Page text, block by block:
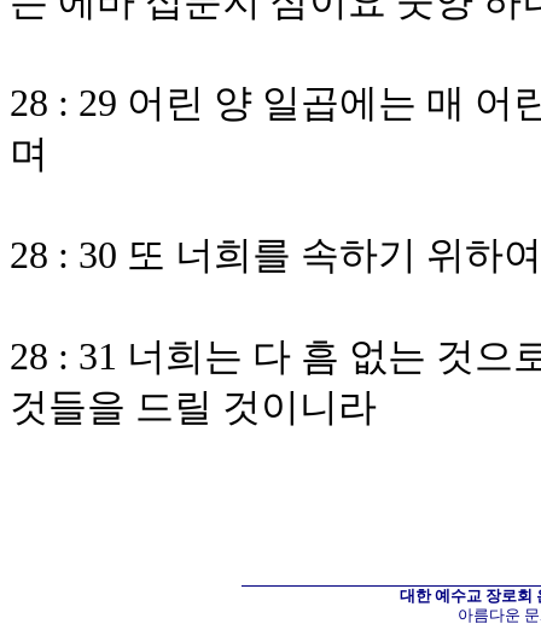
28 : 29 어린 양 일곱에는 매 어
며
28 : 30 또 너희를 속하기 위하
28 : 31 너희는 다 흠 없는 것으
것들을 드릴 것이니라
대한 예수교 장로회
아름다운